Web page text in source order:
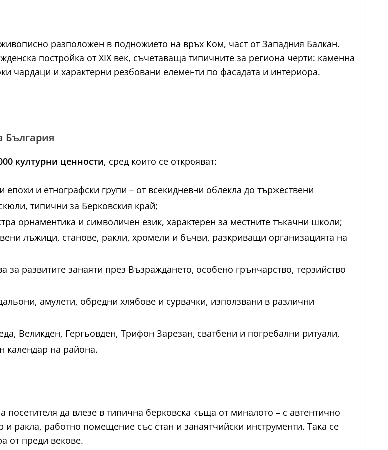
разположен в подножието на връх Ком, част от Западния Балкан.
постройка от XIX век, съчетаваща типичните за региона черти: каменна
чардаци и характерни резбовани елементи по фасадата и интериора.
България
културни ценности, сред които се открояват:
епохи и етнографски групи – от всекидневни облекла до тържествени
типични за Берковския край;
орнаментика и символичен език, характерен за местните тъкачни школи;
лъжици, станове, ракли, хромели и бъчви, разкриващи организацията на
за развитите занаяти през Възраждането, особено грънчарство, терзийство
амулети, обредни хлябове и сурвачки, използвани в различни
Великден, Гергьовден, Трифон Зарезан, сватбени и погребални ритуали,
календар на района.
да влезе в типична берковска къща от миналото – с автентично
ракла, работно помещение със стан и занаятчийски инструменти. Така се
от преди векове.